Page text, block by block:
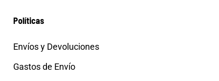
Políticas
Envíos y Devoluciones
Gastos de Envío